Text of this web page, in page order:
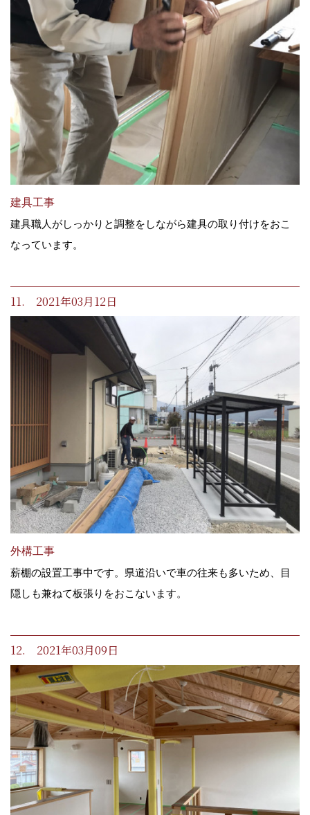
建具工事
建具職人がしっかりと調整をしながら建具の取り付けをおこ
なっています。
11. 2021年03月12日
外構工事
薪棚の設置工事中です。県道沿いで車の往来も多いため、目
隠しも兼ねて板張りをおこないます。
12. 2021年03月09日